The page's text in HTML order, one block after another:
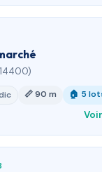
📏 90 m 🏠 5